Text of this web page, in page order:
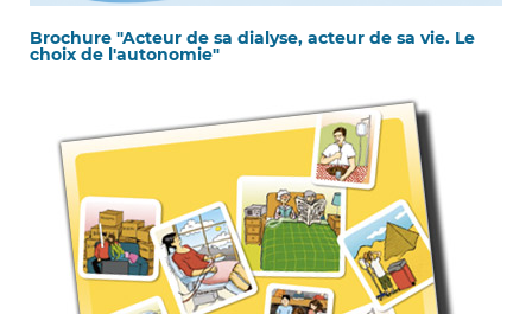
Brochure "Acteur de sa dialyse, acteur de sa vie. Le
choix de l'autonomie"